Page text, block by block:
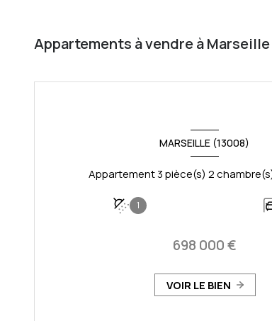
Appartements à vendre à Marseille
MARSEILLE (13008)
1
698 000 €
VOIR LE BIEN